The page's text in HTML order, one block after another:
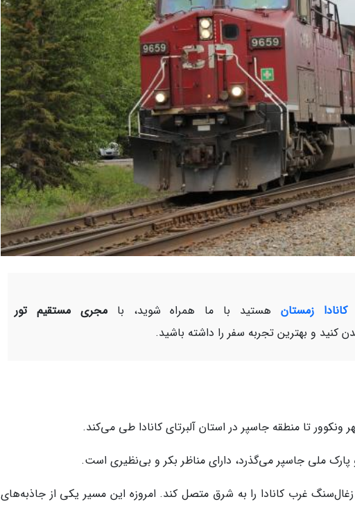
کانادا زمستان هستید با ما همراه شوید، بامجری مستقیم تور
کنید و بهترین تجربه سفر را داشته باشید.
ملی جاسپر می‌گذرد، دارای مناظر بکر و بی‌نظیری است.
شد تا معادن زغال‌سنگ غرب کانادا را به شرق متصل کند. امروزه این مسیر یکی از جاذبه‌های